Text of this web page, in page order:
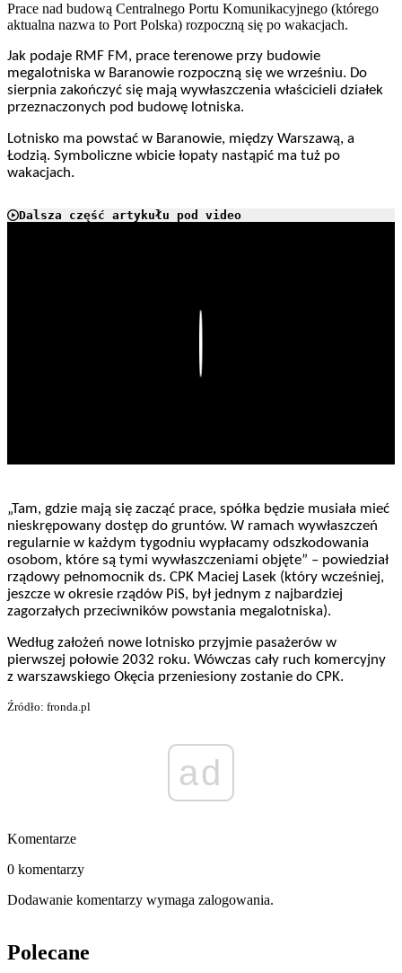
Prace nad budową Centralnego Portu Komunikacyjnego (którego
aktualna nazwa to Port Polska) rozpoczną się po wakacjach.
Jak podaje RMF FM, prace terenowe przy budowie
megalotniska w Baranowie rozpoczną się we wrześniu. Do
sierpnia zakończyć się mają wywłaszczenia właścicieli działek
przeznaczonych pod budowę lotniska.
Lotnisko ma powstać w Baranowie, między Warszawą, a
Łodzią. Symboliczne wbicie łopaty nastąpić ma tuż po
wakacjach.
Dalsza część artykułu pod video
„Tam, gdzie mają się zacząć prace, spółka będzie musiała mieć
nieskrępowany dostęp do gruntów. W ramach wywłaszczeń
regularnie w każdym tygodniu wypłacamy odszkodowania
osobom, które są tymi wywłaszczeniami objęte” – powiedział
rządowy pełnomocnik ds. CPK Maciej Lasek (który wcześniej,
jeszcze w okresie rządów PiS, był jednym z najbardziej
zagorzałych przeciwników powstania megalotniska).
Według założeń nowe lotnisko przyjmie pasażerów w
pierwszej połowie 2032 roku. Wówczas cały ruch komercyjny
z warszawskiego Okęcia przeniesiony zostanie do CPK.
Źródło: fronda.pl
ad
Komentarze
0 komentarzy
Dodawanie komentarzy wymaga zalogowania.
Polecane